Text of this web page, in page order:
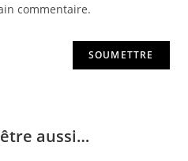
commentaire.
aussi…